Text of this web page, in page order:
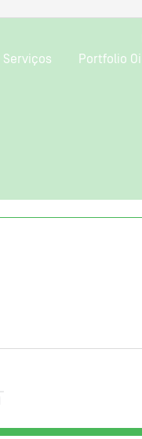
Serviços Portfolio Oi